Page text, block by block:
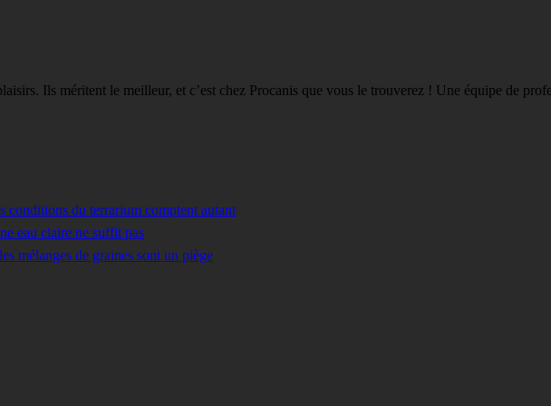
Ils méritent le meilleur, et c’est chez Procanis que vous le trouverez ! Une équipe de
conditions du terrarium comptent autant
eau claire ne suffit pas
mélanges de graines sont un piège